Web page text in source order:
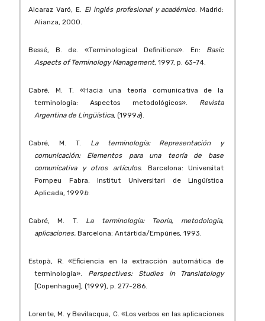
Alcaraz Varó, E. El inglés profesional y académico. Madrid:
Alianza, 2000.
Bessé, B. de. «Terminological Definitions». En: Basic
Aspects of Terminology Management, 1997, p. 63-74.
Cabré, M. T. «Hacia una teoría comunicativa de la
terminología: Aspectos metodológicos». Revista
Argentina de Lingüística, (1999a).
Cabré, M. T. La terminología: Representación y
comunicación: Elementos para una teoría de base
comunicativa y otros artículos. Barcelona: Universitat
Pompeu Fabra. Institut Universitari de Lingüística
Aplicada, 1999b.
Cabré, M. T. La terminología: Teoría, metodología,
aplicaciones.Barcelona: Antártida/Empúries, 1993.
Estopà, R. «Eficiencia en la extracción automática de
terminología». Perspectives: Studies in Translatology
[Copenhague], (1999), p. 277-286.
Lorente, M. y Bevilacqua, C. «Los verbos en las aplicaciones